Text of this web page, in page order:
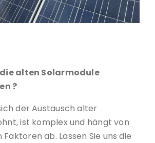
alten Solarmodule
?
der Austausch alter
ist komplex und hängt von
ab. Lassen Sie uns die